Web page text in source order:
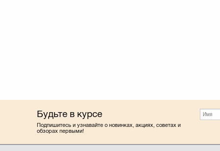
Будьте в курсе
Подпишитесь и узнавайте о новинках, акциях, советах и
обзорах первыми!